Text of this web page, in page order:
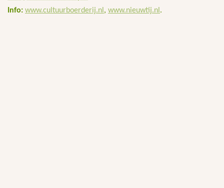
Info: www.cultuurboerderij.nl , www.nieuwtij.nl .